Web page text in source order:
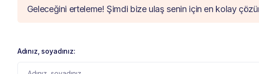
Geleceğini erteleme! Şimdi bize ulaş senin için en kolay
Adınız, soyadınız: